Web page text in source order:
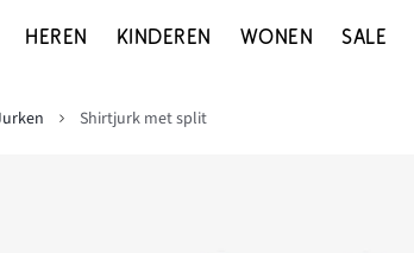
HEREN KINDEREN WONEN SALE
Shirtjurk met split